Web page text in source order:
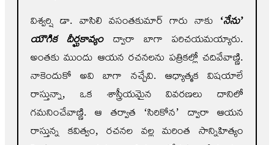
విశ్వర్షి డా. వాసిలి వసంతకుమార్‌ గారు నాకు ‘నేను’
యౌగిక దీర్ఘకావ్యంద్వారా బాగా పరిచయమయ్యారు.
అంతకు ముందు ఆయన రచనలను పత్రికల్లో చదివేవాణ్ణి.
నాకెందుకో అవి బాగా నచ్చేవి. ఆధ్యాత్మక విషయాలే
రాస్తున్నా, ఒక శాస్త్రీయమైన వివరణలు దానిలో
గమనించేవాణ్ణి. ఆ తర్వాత ‘సిరికోన’ ద్వారా ఆయన
రాస్తున్న కవిత్వం, రచనల వల్ల మరింత సాన్నిహిత్యం